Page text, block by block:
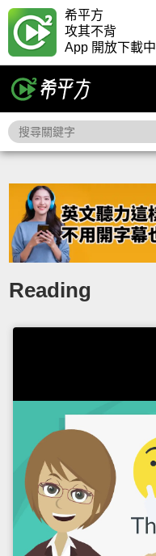
希平方
攻其不背
App 開放下載中
Reading